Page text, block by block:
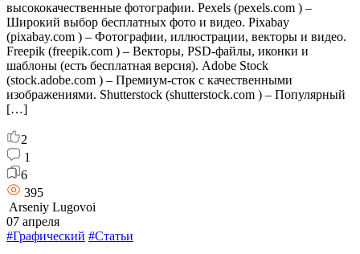
высококачественные фотографии. Pexels (pexels.com ) –
Широкий выбор бесплатных фото и видео. Pixabay
(pixabay.com ) – Фотографии, иллюстрации, векторы и видео.
Freepik (freepik.com ) – Векторы, PSD-файлы, иконки и
шаблоны (есть бесплатная версия). Adobe Stock
(stock.adobe.com ) – Премиум-сток с качественными
изображениями. Shutterstock (shutterstock.com ) – Популярный
[…]
2
1
6
395
Arseniy Lugovoi
07 апреля
#Графический #Статьи